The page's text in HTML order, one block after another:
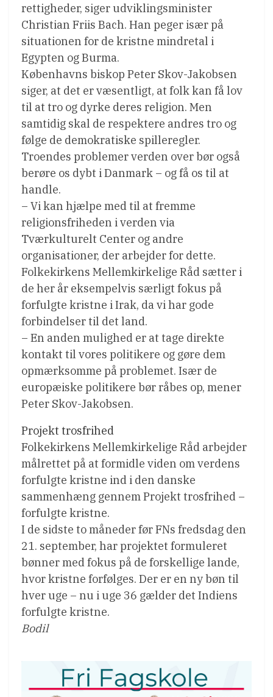
rettigheder, siger udviklingsminister
Christian Friis Bach. Han peger især på
situationen for de kristne mindretal i
Egypten og Burma.
Københavns biskop Peter Skov-Jakobsen
siger, at det er væsentligt, at folk kan få lov
til at tro og dyrke deres religion. Men
samtidig skal de respektere andres tro og
følge de demokratiske spilleregler.
Troendes problemer verden over bør også
berøre os dybt i Danmark – og få os til at
handle.
– Vi kan hjælpe med til at fremme
religionsfriheden i verden via
Tværkulturelt Center og andre
organisationer, der arbejder for dette.
Folkekirkens Mellemkirkelige Råd sætter i
de her år eksempelvis særligt fokus på
forfulgte kristne i Irak, da vi har gode
forbindelser til det land.
– En anden mulighed er at tage direkte
kontakt til vores politikere og gøre dem
opmærksomme på problemet. Især de
europæiske politikere bør råbes op, mener
Peter Skov-Jakobsen.
Projekt trosfrihed
Folkekirkens Mellemkirkelige Råd arbejder
målrettet på at formidle viden om verdens
forfulgte kristne ind i den danske
sammenhæng gennem Projekt trosfrihed –
forfulgte kristne.
I de sidste to måneder før FNs fredsdag den
21. september, har projektet formuleret
bønner med fokus på de forskellige lande,
hvor kristne forfølges. Der er en ny bøn til
hver uge – nu i uge 36 gælder det Indiens
forfulgte kristne.
Bodil